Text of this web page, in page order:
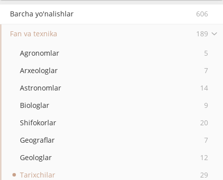
Barcha yo'nalishlar 606
Fan va texnika 189
Agronomlar
5
Arxeologlar
7
Astronomlar
14
Biologlar
9
Shifokorlar
20
Geograflar
7
Geologlar
12
Tarixchilar
29